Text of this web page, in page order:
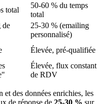
total
50-60 % du temps
total
de
25-30 % (emailing
personnalisé)
Élevée, pré-qualifiée
Élevée, flux constant
de RDV
des données enrichies, les
de réponse de 25-30 % sur